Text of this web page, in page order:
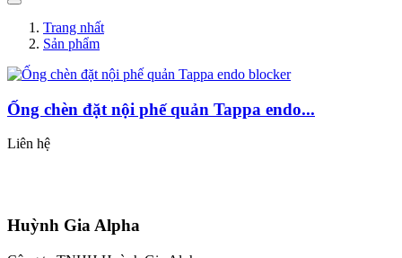
Trang nhất
Sản phẩm
Ống chèn đặt nội phế quản Tappa endo...
Liên hệ
Huỳnh Gia Alpha